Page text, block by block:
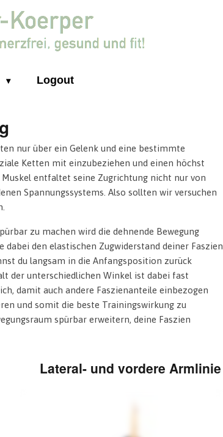
Logout
nur über ein Gelenk und eine bestimmte
Ketten mit einzubeziehen und einen höchst
entfaltet seine Zugrichtung nicht nur von
Spannungssystems. Also sollten wir versuchen
zu machen wird die dehnende Bewegung
den elastischen Zugwiderstand deiner Faszien
du langsam in die Anfangsposition zurück
der unterschiedlichen Winkel ist dabei fast
damit auch andere Faszienanteile einbezogen
und somit die beste Trainingswirkung zu
spürbar erweitern, deine Faszien
Lateral- und vordere Armlinie